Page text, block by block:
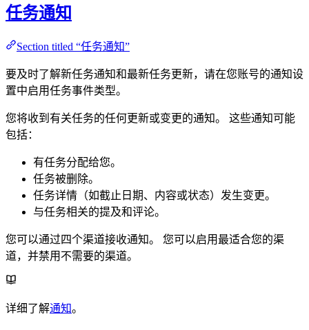
任务通知
Section titled “任务通知”
要及时了解新任务通知和最新任务更新，请在您账号的通知设
置中启用任务事件类型。
您将收到有关任务的任何更新或变更的通知。 这些通知可能
包括：
有任务分配给您。
任务被删除。
任务详情（如截止日期、内容或状态）发生变更。
与任务相关的提及和评论。
您可以通过四个渠道接收通知。 您可以启用最适合您的渠
道，并禁用不需要的渠道。
详细了解通知。